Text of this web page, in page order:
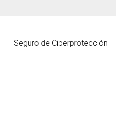
Seguro de Ciberprotección